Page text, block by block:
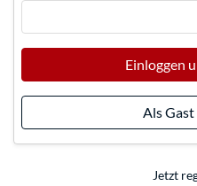
Einloggen
Als
Jetzt